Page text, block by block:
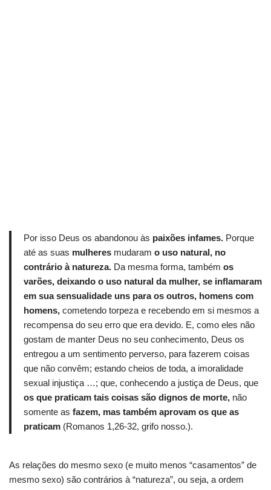
Por isso Deus os abandonou às paixões infames. Porque
até as suas mulheres mudaram o uso natural, no
contrário à natureza. Da mesma forma, também os
varões, deixando o uso natural da mulher, se inflamaram
em sua sensualidade uns para os outros, homens com
homens, cometendo torpeza e recebendo em si mesmos a
recompensa do seu erro que era devido. E, como eles não
gostam de manter Deus no seu conhecimento, Deus os
entregou a um sentimento perverso, para fazerem coisas
que não convêm; estando cheios de toda, a imoralidade
sexual injustiça …; que, conhecendo a justiça de Deus, que
os que praticam tais coisas são dignos de morte, não
somente as fazem, mas também aprovam os que as
praticam (Romanos 1,26-32, grifo nosso.).
As relações do mesmo sexo (e muito menos “casamentos” de
mesmo sexo) são contrários à “natureza”, ou seja, a ordem